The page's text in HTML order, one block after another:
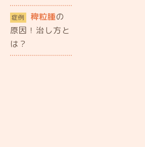
症例 稗粒腫の
原因！治し方と
は？